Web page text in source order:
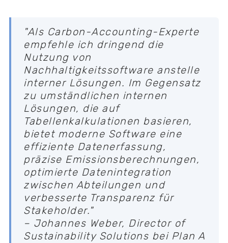
"Als Carbon-Accounting-Experte
empfehle ich dringend die
Nutzung von
Nachhaltigkeitssoftware anstelle
interner Lösungen. Im Gegensatz
zu umständlichen internen
Lösungen, die auf
Tabellenkalkulationen basieren,
bietet moderne Software eine
effiziente Datenerfassung,
präzise Emissionsberechnungen,
optimierte Datenintegration
zwischen Abteilungen und
verbesserte Transparenz für
Stakeholder."
– Johannes Weber, Director of
Sustainability Solutions bei Plan A